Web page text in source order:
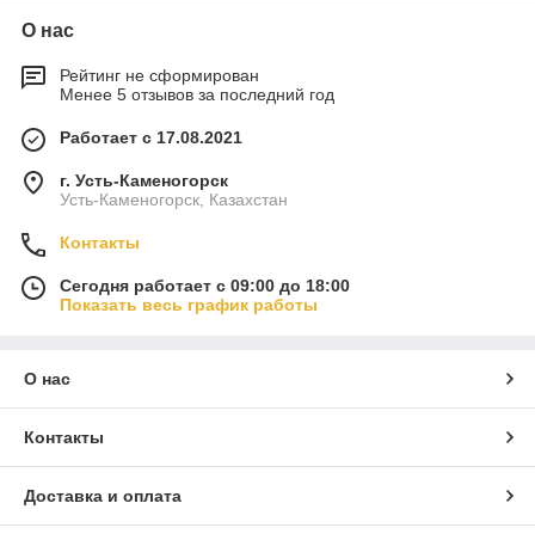
О нас
Рейтинг не сформирован
Менее 5 отзывов за последний год
Работает с 17.08.2021
г. Усть-Каменогорск
Усть-Каменогорск, Казахстан
Контакты
Сегодня работает с 09:00 до 18:00
Показать весь график работы
О нас
Контакты
Доставка и оплата